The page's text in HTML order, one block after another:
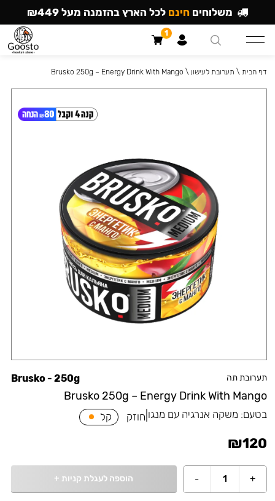
תערובת תה
Brusko 250g – Energy Drink With Mango
Brusko - 250g
בטעם: משקה אנרגיה עם מנגו חוזק קל
₪120
+
1
- הוספה לעגלת קניות +
דף הבית \ תערובת לעישון \
Brusko 250g – Energy Drink With Mango
משלוחים חינם לכל הארץ בהזמנה מעל ₪449
1